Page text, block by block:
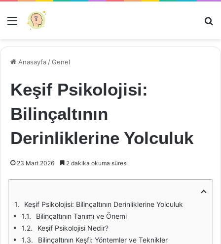
Menü
Anasayfa /Genel
Keşif Psikolojisi:
Bilinçaltının
Derinliklerine Yolculuk
23 Mart 2026 2 dakika okuma süresi
Keşif Psikolojisi: Bilinçaltının Derinliklerine Yolculuk
Bilinçaltının Tanımı ve Önemi
Keşif Psikolojisi Nedir?
Bilinçaltının Keşfi: Yöntemler ve Teknikler